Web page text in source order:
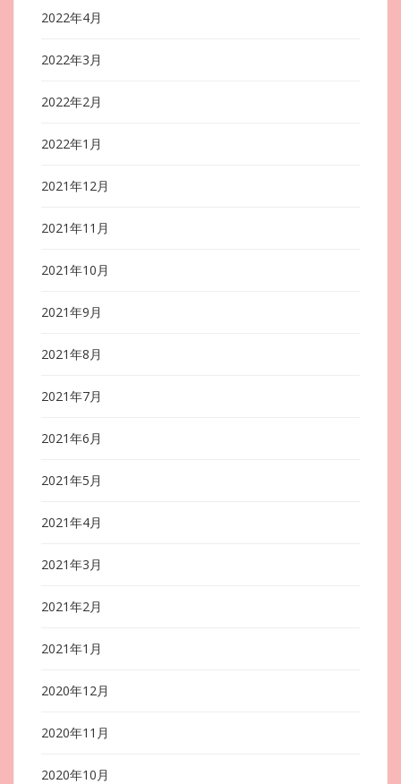
2022年4月
2022年3月
2022年2月
2022年1月
2021年12月
2021年11月
2021年10月
2021年9月
2021年8月
2021年7月
2021年6月
2021年5月
2021年4月
2021年3月
2021年2月
2021年1月
2020年12月
2020年11月
2020年10月